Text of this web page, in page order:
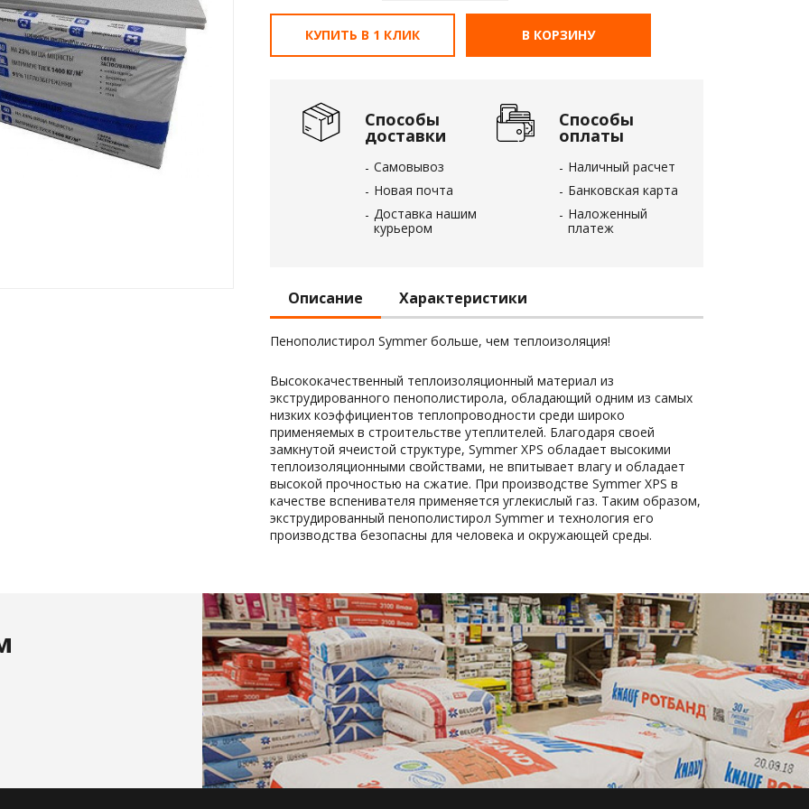
КУПИТЬ В 1 КЛИК В КОРЗИНУ
Способы
доставки
Самовывоз
Новая почта
Доставка нашим
курьером
Способы
оплаты
Наличный расчет
Банковская карта
Наложенный
платеж
Описание Характеристики
Пенополистирол Symmer больше, чем теплоизоляция!
Высококачественный теплоизоляционный материал из
экструдированного пенополистирола, обладающий одним из самых
низких коэффициентов теплопроводности среди широко
применяемых в строительстве утеплителей. Благодаря своей
замкнутой ячеистой структуре, Symmer XPS обладает высокими
теплоизоляционными свойствами, не впитывает влагу и обладает
высокой прочностью на сжатие. При производстве Symmer XPS в
качестве вспенивателя применяется углекислый газ. Таким образом,
экструдированный пенополистирол Symmer и технология его
производства безопасны для человека и окружающей среды.